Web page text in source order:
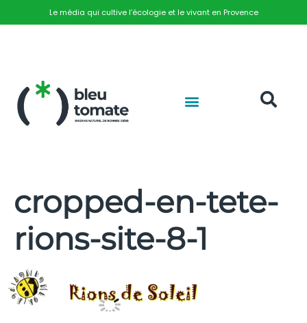
Le média qui cultive l’écologie et le vivant en Provence
cropped-en-tete-
rions-site-8-1